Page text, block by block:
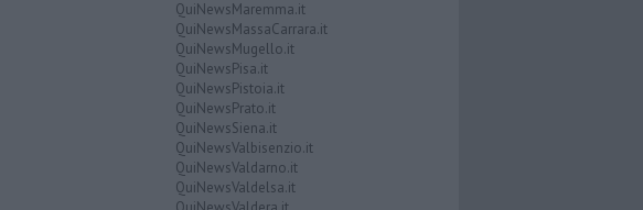
QuiNewsMaremma.it
QuiNewsMassaCarrara.it
QuiNewsMugello.it
QuiNewsPisa.it
QuiNewsPistoia.it
QuiNewsPrato.it
QuiNewsSiena.it
QuiNewsValbisenzio.it
QuiNewsValdarno.it
QuiNewsValdelsa.it